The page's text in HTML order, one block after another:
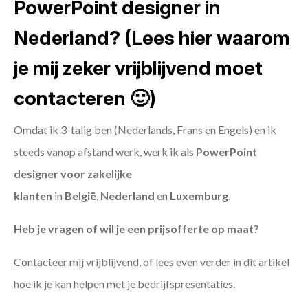
PowerPoint designer in
Nederland? (Lees hier waarom
je mij zeker vrijblijvend moet
contacteren 🙂)
Omdat ik 3-talig ben (Nederlands, Frans en Engels) en ik
steeds vanop afstand werk, werk ik als PowerPoint
designer voor zakelijke
klanten in België, Nederland en Luxemburg.
Heb je vragen of wil je een prijsofferte op maat?
Contacteer mij vrijblijvend, of lees even verder in dit artikel
hoe ik je kan helpen met je bedrijfspresentaties.